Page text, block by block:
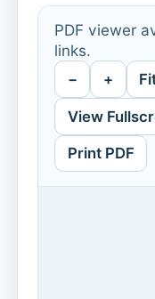
PDF viewer
links.
− +
View
Print PDF